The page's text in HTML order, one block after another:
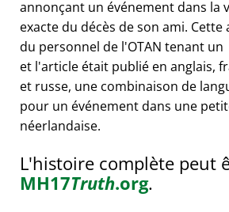
annonçant un événement dans la
exacte du décès de son ami.
du personnel de l'OTAN tenant un
et l'article était publié en anglais,
et russe, une combinaison de
pour un événement dans une
néerlandaise.
L'histoire complète peut
MH17Truth.org.